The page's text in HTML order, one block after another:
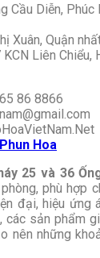
Cầu Diễn, Phúc
Xuân, Quận
Liên Chiểu,
86 8866
Hoa
25 và 36
phù hợp
đại, hiệu ứng
sản phẩm
nên những